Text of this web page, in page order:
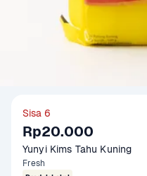
Sisa 6
Rp20.000
Yunyi Kims Tahu Kuning
Fresh